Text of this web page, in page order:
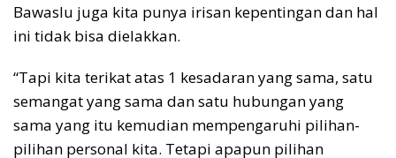
Bawaslu juga kita punya irisan kepentingan dan hal
ini tidak bisa dielakkan.
“Tapi kita terikat atas 1 kesadaran yang sama, satu
semangat yang sama dan satu hubungan yang
sama yang itu kemudian mempengaruhi pilihan-
pilihan personal kita. Tetapi apapun pilihan